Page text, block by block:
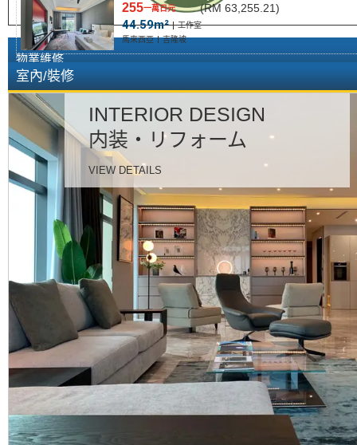
物業維修
讓您免除房產相關的後顧之憂！
只需一個電話
TOMO醬會沖向你的！
查詢/預訂
查詢/預訂
ロングスティ相談
私人住宿預訂
お部屋を借りたい方へ
255一萬日元 (RM 63,255.21)
44.59m²
工作室
馬來西亞
吉隆坡
室內/裝修
INTERIOR DESIGN
内装・リフォーム
VIEW DETAILS